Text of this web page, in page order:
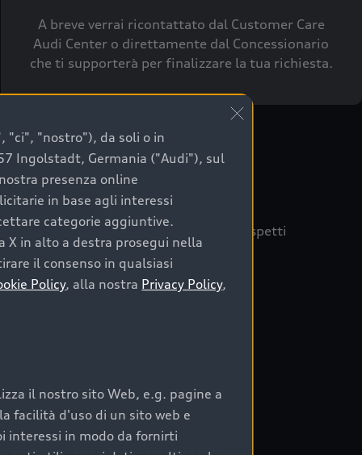
A breve verrai ricontattato dal Customer Care
Audi Center o direttamente dal Concessionario
che ti supporterà per finalizzare la tua richiesta.
sicuro, è essenziale considerare aspetti
Prima Scelta :plus
nel tempo;
"ci", "nostro"), da soli o in
Ingolstadt, Germania ("Audi"), sul
presenza online
in base agli interessi
categorie aggiuntive.
in alto a destra prosegui nella
il consenso in qualsiasi
Policy, alla nostra Privacy Policy,
il nostro sito Web, e.g. pagine a
facilità d'uso di un sito web e
interessi in modo da fornirti